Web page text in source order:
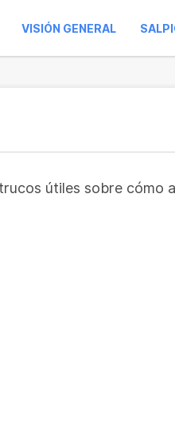
VISIÓN GENERAL
útiles sobre